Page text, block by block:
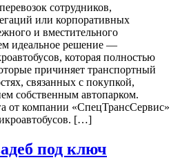
сотрудников,
или корпоративных
и вместительного
идеальное решение —
которая полностью
причиняет транспортный
связанных с покупкой,
собственным автопарком.
от компании «СпецТрансСервис»
[…]
под ключ